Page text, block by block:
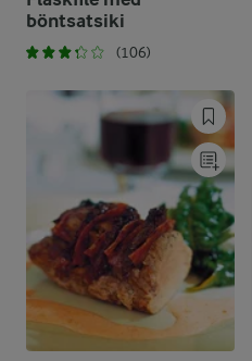
böntsatsiki
(106)